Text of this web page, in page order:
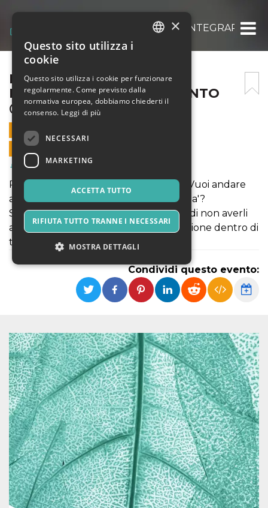
DENTRO – PRATICHE PER INTEGRARE IL
DENTRO – PRATICHE PER
INTEGRARE IL CAMBIAMENTO
@RAPALLO
24 LUGLIO 2021 - 09:00
VENDITE ONLINE TERMINATE
Salute & Benessere
Percepisci dei blocchi, fisici o emotivi? Vuoi andare
avanti, ma ti senti ancorato ad un 'prima'?
Se hai vissuto dei cambiamenti e senti di non averli
ancora integrati, è utile portare attenzione dentro di
te a livello fisico, emotivo e spirituale.
Condividi questo evento:
×
Questo sito utilizza i
cookie
Questo sito utilizza i cookie per funzionare
regolarmente. Come previsto dalla
normativa europea, dobbiamo chiederti il
consenso. Leggi di più
NECESSARI
MARKETING
ACCETTA TUTTO
RIFIUTA TUTTO TRANNE I NECESSARI
MOSTRA DETTAGLI
Necessari Marketing
servizi qui presenti non potranno funzionare
senza.
Nome
Provider /
Dominio
Scadenza Descrizione
cf_clearance
Cloudflare,
Inc.
.oooh.events
1 anno
Clearance
Cookie from
CloudFlare
stores the proof
of challenge
passed. It is
used to no
longer issue a
captcha or
jschallenge
challenge if
present. It is
required to
reach origin
server.